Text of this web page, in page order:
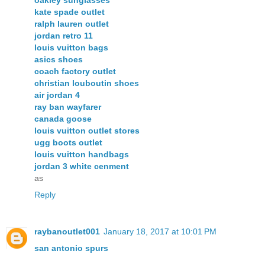
kate spade outlet
ralph lauren outlet
jordan retro 11
louis vuitton bags
asics shoes
coach factory outlet
christian louboutin shoes
air jordan 4
ray ban wayfarer
canada goose
louis vuitton outlet stores
ugg boots outlet
louis vuitton handbags
jordan 3 white cenment
as
Reply
raybanoutlet001 January 18, 2017 at 10:01 PM
san antonio spurs